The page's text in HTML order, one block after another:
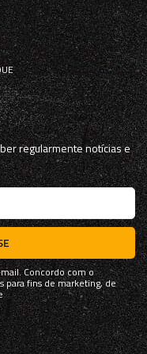
regularmente notícias e
Concordo com o
para fins de marketing, de